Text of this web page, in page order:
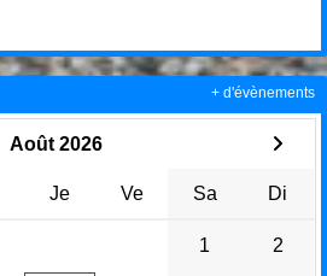
Août 2026
Je Ve Sa Di
1 2
+ d'évènements